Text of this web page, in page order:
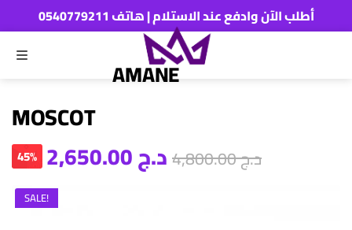
أطلب الآن وادفع عند الاستلام | هاتف 0540779211
MENU AMANE
MOSCOT
د.ج
د.ج4,800.00
45%
SALE!